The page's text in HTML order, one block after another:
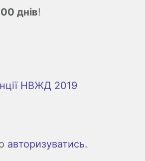
днів!
НВЖД 2019
авторизуватись.